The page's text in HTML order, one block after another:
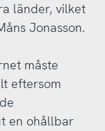
länder, vilket
Jonasson.
måste
eftersom
en ohållbar